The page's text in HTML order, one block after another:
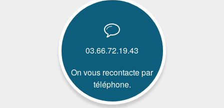
03.66.72.19.43
On vous recontacte par
téléphone.